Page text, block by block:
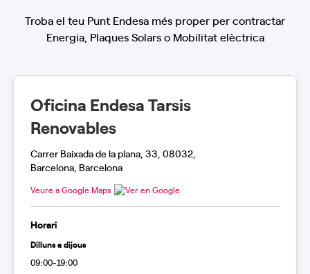
Troba el teu Punt Endesa més proper per contractar
Energia, Plaques Solars o Mobilitat elèctrica
Oficina Endesa Tarsis
Renovables
Carrer Baixada de la plana, 33, 08032,
Barcelona, Barcelona
Veure a Google Maps
Horari
Dilluns a dijous
09:00-19:00